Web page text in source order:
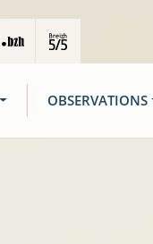
OBSERVATIONS